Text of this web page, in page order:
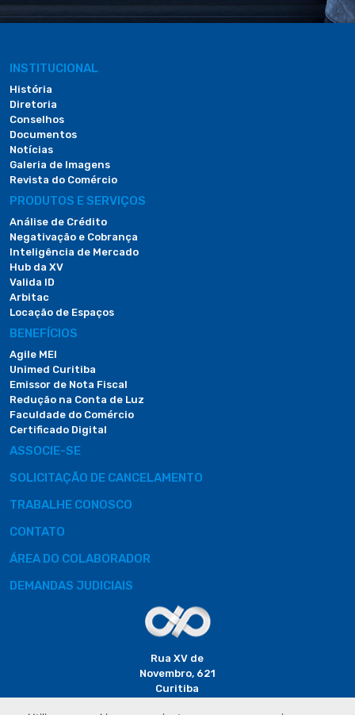
INSTITUCIONAL
História
Diretoria
Conselhos
Documentos
Notícias
Galeria de Imagens
Revista do Comércio
PRODUTOS E SERVIÇOS
Análise de Crédito
Negativação e Cobrança
Inteligência de Mercado
Hub da XV
Valida ID
Arbitac
Locação de Espaços
BENEFÍCIOS
Agile MEI
Unimed Curitiba
Emissor de Nota Fiscal
Redução na Conta de Luz
Faculdade do Comércio
Certificado Digital
ASSOCIE-SE
SOLICITAÇÃO DE CANCELAMENTO
TRABALHE CONOSCO
CONTATO
ÁREA DO COLABORADOR
DEMANDAS JUDICIAIS
Rua XV de
Novembro, 621
Curitiba